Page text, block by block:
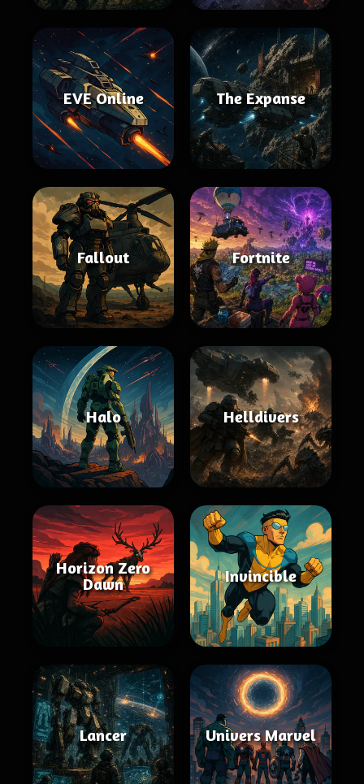
EVE Online The Expanse
Fallout Fortnite
Halo Helldivers
Horizon Zero
Dawn
Invincible
Lancer Univers Marvel